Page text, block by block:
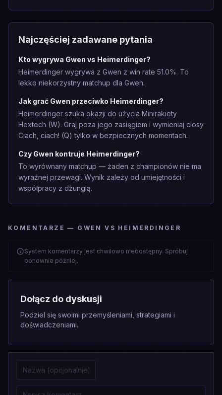
Najczęściej zadawane pytania
Kto wygrywa Gwen vs Heimerdinger?
Heimerdinger wygrywa z Gwen z win rate 51.0%. To
lekko niekorzystny matchup dla Gwen.
Jak grać Gwen przeciwko Heimerdinger?
Heimerdinger szuka okazji do użycia Minirakiety
Hextech (W). Graj poza jego zasięgiem i wymieniaj ciosy
Ciach, ciach! (Q) tylko w bezpiecznych momentach.
Czy Gwen kontruje Heimerdinger?
To wyrównany matchup — żaden z championów nie ma
wyraźnej przewagi. Wynik zależy od umiejętności i
współpracy z dżunglą.
KOMENTARZE — GWEN VS HEIMERDINGER
System komentarzy jest chwilowo niedostępny. Spróbuj
ponownie później.
Dołącz do dyskusji
Podziel się swoimi przemyśleniami, strategiami i
doświadczeniami.